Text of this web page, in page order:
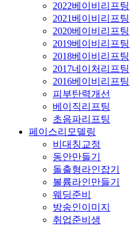
2022베이비리프팅
2021베이비리프팅
2020베이비리프팅
2019베이비리프팅
2018베이비리프팅
2017네이처리프팅
2016베이비리프팅
피부탄력개선
베이직리프팅
초음파리프팅
페이스리모델링
비대칭교정
동안만들기
돌출형라인잡기
볼륨라인만들기
웨딩준비
방송인이미지
취업준비생